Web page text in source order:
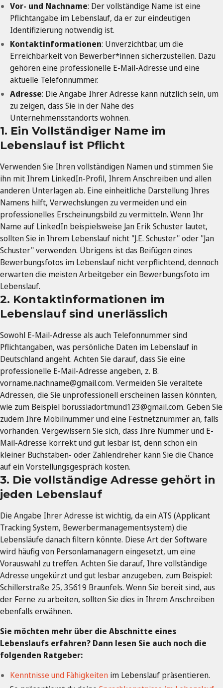
Vor- und Nachname: Der vollständige Name ist eine
Pflichtangabe im Lebenslauf, da er zur eindeutigen
Identifizierung notwendig ist.
Kontaktinformationen: Unverzichtbar, um die
Erreichbarkeit von Bewerber*innen sicherzustellen. Dazu
gehören eine professionelle E-Mail-Adresse und eine
aktuelle Telefonnummer.
Adresse: Die Angabe Ihrer Adresse kann nützlich sein, um
zu zeigen, dass Sie in der Nähe des
Unternehmensstandorts wohnen.
1. Ein Vollständiger Name im
Lebenslauf ist Pflicht
Verwenden Sie Ihren vollständigen Namen und stimmen Sie
ihn mit Ihrem LinkedIn-Profil, Ihrem Anschreiben und allen
anderen Unterlagen ab. Eine einheitliche Darstellung Ihres
Namens hilft, Verwechslungen zu vermeiden und ein
professionelles Erscheinungsbild zu vermitteln. Wenn Ihr
Name auf LinkedIn beispielsweise Jan Erik Schuster lautet,
sollten Sie in Ihrem Lebenslauf nicht "J.E. Schuster" oder "Jan
Schuster" verwenden. Übrigens ist das Beifügen eines
Bewerbungsfotos im Lebenslauf nicht verpflichtend, dennoch
erwarten die meisten Arbeitgeber ein Bewerbungsfoto im
Lebenslauf.
2. Kontaktinformationen im
Lebenslauf sind unerlässlich
Sowohl E-Mail-Adresse als auch Telefonnummer sind
Pflichtangaben, was persönliche Daten im Lebenslauf in
Deutschland angeht. Achten Sie darauf, dass Sie eine
professionelle E-Mail-Adresse angeben, z. B.
vorname.nachname@gmail.com. Vermeiden Sie veraltete
Adressen, die Sie unprofessionell erscheinen lassen könnten,
wie zum Beispiel borussiadortmund123@gmail.com. Geben Sie
zudem Ihre Mobilnummer und eine Festnetznummer an, falls
vorhanden. Vergewissern Sie sich, dass Ihre Nummer und E-
Mail-Adresse korrekt und gut lesbar ist, denn schon ein
kleiner Buchstaben- oder Zahlendreher kann Sie die Chance
auf ein Vorstellungsgespräch kosten.
3. Die vollständige Adresse gehört in
jeden Lebenslauf
Die Angabe Ihrer Adresse ist wichtig, da ein ATS (Applicant
Tracking System, Bewerbermanagementsystem) die
Lebensläufe danach filtern könnte. Diese Art der Software
wird häufig von Personlamanagern eingesetzt, um eine
Vorauswahl zu treffen. Achten Sie darauf, Ihre vollständige
Adresse ungekürzt und gut lesbar anzugeben, zum Beispiel:
Schillerstraße 25, 35619 Braunfels. Wenn Sie bereit sind, aus
der Ferne zu arbeiten, sollten Sie dies in Ihrem Anschreiben
ebenfalls erwähnen.
Sie möchten mehr über die Abschnitte eines
Lebenslaufs erfahren? Dann lesen Sie auch noch die
folgenden Ratgeber:
Kenntnisse und Fähigkeiten im Lebenslauf präsentieren.